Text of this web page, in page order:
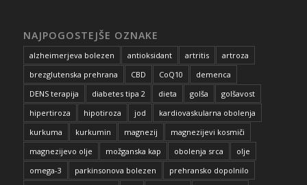
NAJPOGOSTEJŠE OZNAKE
alzheimerjeva bolezen antioksidant artritis
artroza
brezglutenska prehrana
CBD CoQ10
demenca
DENS terapija
diabetes tipa 2 dieta golša
golšavost
hipertiroza
hipotiroza jod
kardiovaskularna obolenja
kurkuma
kurkumin magnezij
magnezijevi kosmiči
magnezijevo olje
možganska kap obolenja srca
olje
omega-3
parkinsonova bolezen
prehransko dopolnilo